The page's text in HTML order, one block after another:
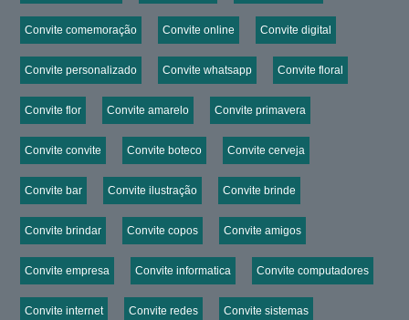
Convite comemoração Convite online Convite digital
Convite personalizado Convite whatsapp Convite floral
Convite flor Convite amarelo Convite primavera
Convite convite Convite boteco Convite cerveja
Convite bar Convite ilustração Convite brinde
Convite brindar Convite copos Convite amigos
Convite empresa Convite informatica Convite computadores
Convite internet Convite redes Convite sistemas